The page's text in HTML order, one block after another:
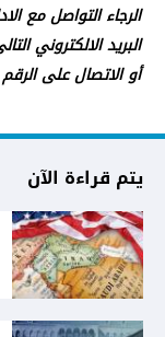
الرجاء التواصل مع
البريد الالكتروني
أو الاتصال على
يتم قراءة الآن